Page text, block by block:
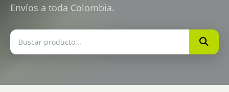
Envíos a toda Colombia.